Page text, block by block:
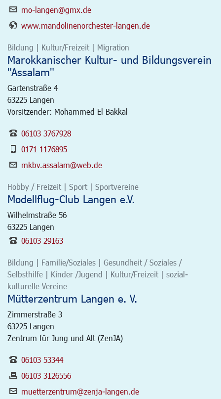
mo-langen@gmx.de
www.mandolinenorchester-langen.de
Bildung | Kultur/Freizeit | Migration
Marokkanischer Kultur- und Bildungsverein
"Assalam"
Gartenstraße 4
63225 Langen
Vorsitzender: Mohammed El Bakkal
06103 3767928
0171 1176895
mkbv.assalam@web.de
Hobby / Freizeit | Sport | Sportvereine
Modellflug-Club Langen e.V.
Wilhelmstraße 56
63225 Langen
06103 29163
Bildung | Familie/Soziales | Gesundheit / Soziales /
Selbsthilfe | Kinder /Jugend | Kultur/Freizeit | sozial-
kulturelle Vereine
Mütterzentrum Langen e. V.
Zimmerstraße 3
63225 Langen
Zentrum für Jung und Alt (ZenJA)
06103 53344
06103 3126556
muetterzentrum@zenja-langen.de